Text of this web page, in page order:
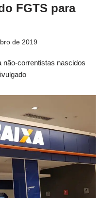
FGTS para
de 2019
não-correntistas nascidos